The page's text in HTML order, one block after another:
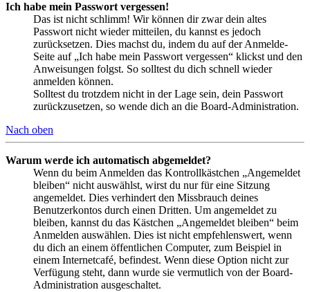
Ich habe mein Passwort vergessen!
Das ist nicht schlimm! Wir können dir zwar dein altes
Passwort nicht wieder mitteilen, du kannst es jedoch
zurücksetzen. Dies machst du, indem du auf der Anmelde-
Seite auf „Ich habe mein Passwort vergessen“ klickst und den
Anweisungen folgst. So solltest du dich schnell wieder
anmelden können.
Solltest du trotzdem nicht in der Lage sein, dein Passwort
zurückzusetzen, so wende dich an die Board-Administration.
Nach oben
Warum werde ich automatisch abgemeldet?
Wenn du beim Anmelden das Kontrollkästchen „Angemeldet
bleiben“ nicht auswählst, wirst du nur für eine Sitzung
angemeldet. Dies verhindert den Missbrauch deines
Benutzerkontos durch einen Dritten. Um angemeldet zu
bleiben, kannst du das Kästchen „Angemeldet bleiben“ beim
Anmelden auswählen. Dies ist nicht empfehlenswert, wenn
du dich an einem öffentlichen Computer, zum Beispiel in
einem Internetcafé, befindest. Wenn diese Option nicht zur
Verfügung steht, dann wurde sie vermutlich von der Board-
Administration ausgeschaltet.